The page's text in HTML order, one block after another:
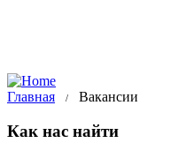
Главная / Вакансии
Как нас найти